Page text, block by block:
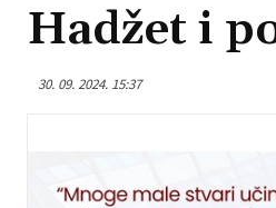
Hadžet i
30. 09. 2024. 15:37